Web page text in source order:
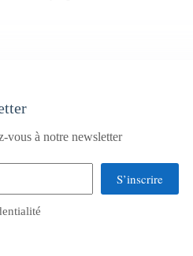
vous à notre newsletter
S’inscrire